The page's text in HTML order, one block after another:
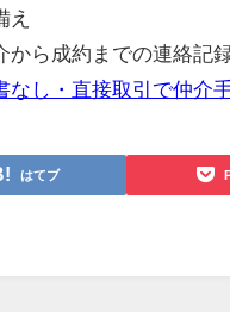
え
ら成約までの連絡記
なし・直接取引で仲介
はてブ